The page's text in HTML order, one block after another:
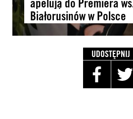
apelują do Premiera
Białorusinów w Polsce
UDOSTĘPNIJ